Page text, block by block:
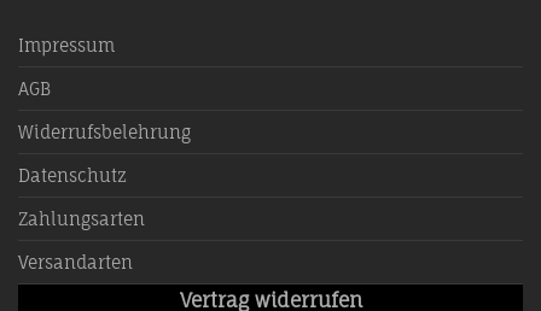
Impressum
AGB
Widerrufsbelehrung
Datenschutz
Zahlungsarten
Versandarten
Vertrag widerrufen